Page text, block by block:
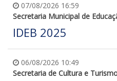
07/08/2026 16:59
Secretaria Municipal de
IDEB 2025
06/08/2026 10:49
Secretaria de Cultura e